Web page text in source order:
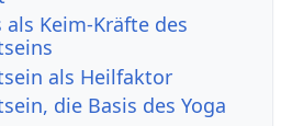
als Keim-Kräfte des
als Heilfaktor
die Basis des Yoga